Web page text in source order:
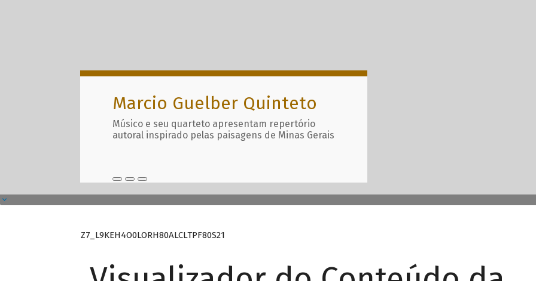
Marcio Guelber Quinteto
Músico e seu quarteto apresentam repertório
autoral inspirado pelas paisagens de Minas Gerais
Z7_L9KEH4O0LORH80ALCLTPF80S21